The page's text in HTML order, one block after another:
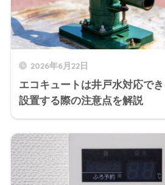
2026年6月22日
エコキュートは井戸水対応で
設置する際の注意点を解説